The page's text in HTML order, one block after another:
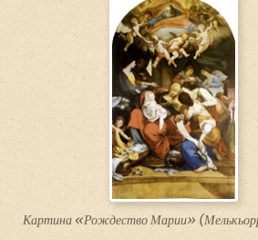
Картина «Рождество Марии»